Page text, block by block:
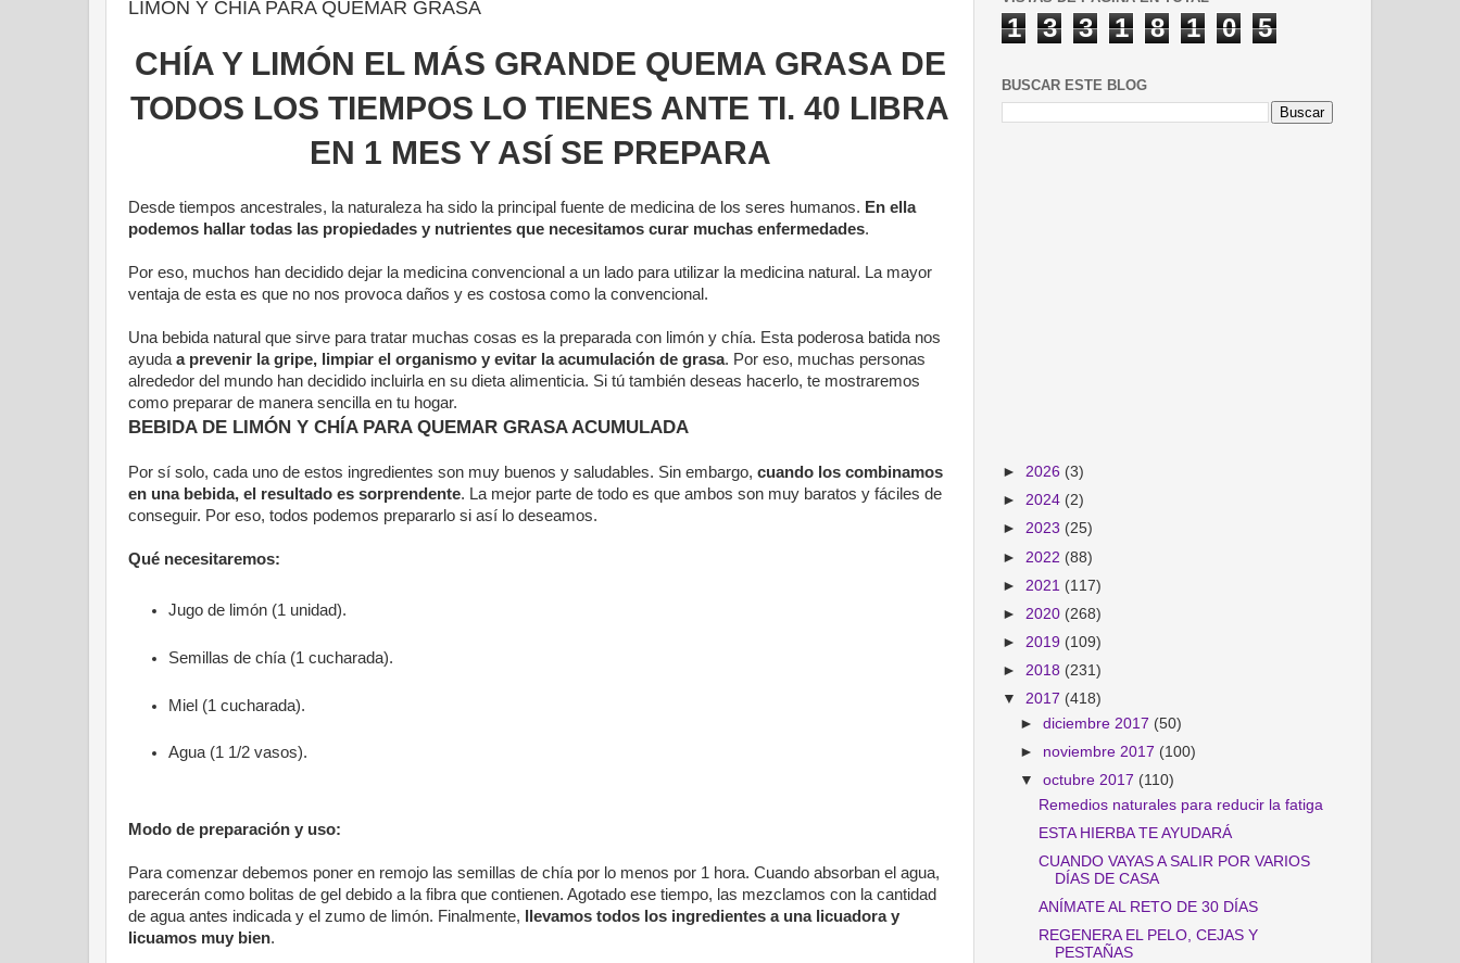
LIMÓN Y CHÍA PARA QUEMAR GRASA
CHÍA Y LIMÓN EL MÁS GRANDE QUEMA GRASA DE
TODOS LOS TIEMPOS LO TIENES ANTE TI. 40 LIBRA
EN 1 MES Y ASÍ SE PREPARA
Desde tiempos ancestrales, la naturaleza ha sido la principal fuente de medicina de los seres humanos. En ella
podemos hallar todas las propiedades y nutrientes que necesitamos curar muchas enfermedades.
Por eso, muchos han decidido dejar la medicina convencional a un lado para utilizar la medicina natural. La mayor
ventaja de esta es que no nos provoca daños y es costosa como la convencional.
Una bebida natural que sirve para tratar muchas cosas es la preparada con limón y chía. Esta poderosa batida nos
ayuda a prevenir la gripe, limpiar el organismo y evitar la acumulación de grasa. Por eso, muchas personas
alrededor del mundo han decidido incluirla en su dieta alimenticia. Si tú también deseas hacerlo, te mostraremos
como preparar de manera sencilla en tu hogar.
BEBIDA DE LIMÓN Y CHÍA PARA QUEMAR GRASA ACUMULADA
Por sí solo, cada uno de estos ingredientes son muy buenos y saludables. Sin embargo, cuando los combinamos
en una bebida, el resultado es sorprendente. La mejor parte de todo es que ambos son muy baratos y fáciles de
conseguir. Por eso, todos podemos prepararlo si así lo deseamos.
Qué necesitaremos:
Jugo de limón (1 unidad).
Semillas de chía (1 cucharada).
Miel (1 cucharada).
Agua (1 1/2 vasos).
Modo de preparación y uso:
Para comenzar debemos poner en remojo las semillas de chía por lo menos por 1 hora. Cuando absorban el agua,
parecerán como bolitas de gel debido a la fibra que contienen. Agotado ese tiempo, las mezclamos con la cantidad
de agua antes indicada y el zumo de limón. Finalmente,
llevamos todos los ingredientes a una licuadora y
licuamos muy bien.
1 3 3 1 8 1 0 5
BUSCAR ESTE BLOG
► 2026 (3)
► 2024 (2)
► 2023 (25)
► 2022 (88)
► 2021 (117)
► 2020 (268)
► 2019 (109)
► 2018 (231)
▼ 2017 (418)
►diciembre 2017 (50)
► noviembre 2017 (100)
▼octubre 2017 (110)
Remedios naturales para reducir la fatiga
ESTA HIERBA TE AYUDARÁ
CUANDO VAYAS A SALIR POR VARIOS
DÍAS DE CASA
ANÍMATE AL RETO DE 30 DÍAS
REGENERA EL PELO, CEJAS Y
PESTAÑAS